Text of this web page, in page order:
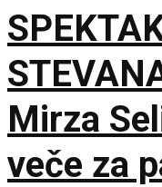
Mirza
veče za